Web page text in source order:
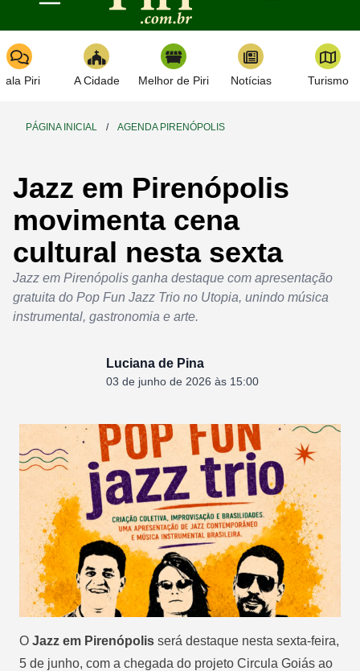
Toggle navigation
Piri A Cidade Melhor de Piri Notícias Turismo
PÁGINA INICIAL / AGENDA PIRENÓPOLIS
Jazz em Pirenópolis
movimenta cena
cultural nesta sexta
Jazz em Pirenópolis ganha destaque com apresentação
gratuita do Pop Fun Jazz Trio no Utopia, unindo música
instrumental, gastronomia e arte.
Luciana de Pina
03 de junho de 2026 às 15:00
O Jazz em Pirenópolis será destaque nesta sexta-feira,
5 de junho, com a chegada do projeto Circula Goiás ao